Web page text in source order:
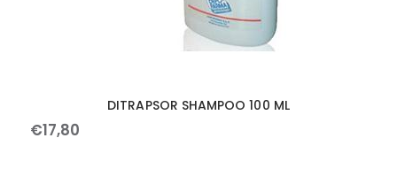
DITRAPSOR SHAMPOO 100 ML
€17,80